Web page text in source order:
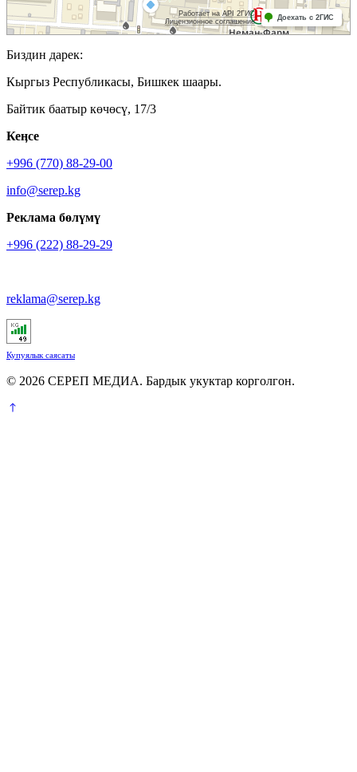
Биздин дарек:
Кыргыз Республикасы, Бишкек шаары.
Байтик баатыр көчөсү, 17/3
Кеӊсе
+996 (770) 88-29-00
info@serep.kg
Реклама бөлүмү
+996 (222) 88-29-29
reklama@serep.kg
Купуялык саясаты
© 2026 СЕРЕП МЕДИА. Бардык укуктар корголгон.